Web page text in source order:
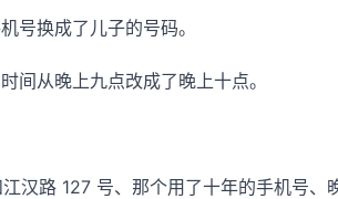
号换成了儿子的号码。
间从晚上九点改成了晚上十点。
汉路 127 号、那个用了十年的手机号、